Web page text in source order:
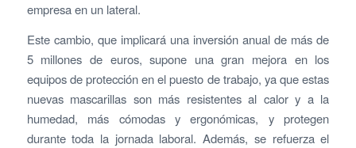
empresa en un lateral.
Este cambio, que implicará una inversión anual de más de
5 millones de euros, supone una gran mejora en los
equipos de protección en el puesto de trabajo, ya que estas
nuevas mascarillas son más resistentes al calor y a la
humedad, más cómodas y ergonómicas, y protegen
durante toda la jornada laboral. Además, se refuerza el